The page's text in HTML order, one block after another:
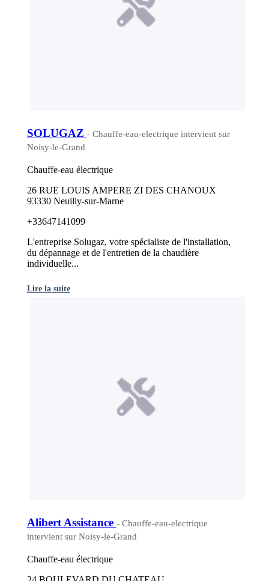
SOLUGAZ - Chauffe-eau-electrique intervient sur
Noisy-le-Grand
Chauffe-eau électrique
26 RUE LOUIS AMPERE ZI DES CHANOUX
93330 Neuilly-sur-Marne
+33647141099
L'entreprise Solugaz, votre spécialiste de l'installation,
du dépannage et de l'entretien de la chaudière
individuelle...
Lire la suite
Alibert Assistance - Chauffe-eau-electrique
intervient sur Noisy-le-Grand
Chauffe-eau électrique